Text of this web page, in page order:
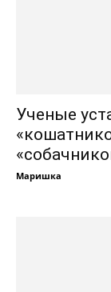
Ученые
Маришка